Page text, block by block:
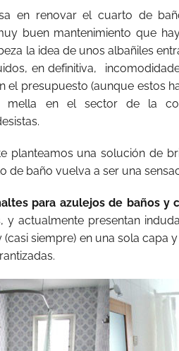
en renovar el cuarto de
buen mantenimiento que
la idea de unos albañiles
en definitiva,
el presupuesto (aunque estos
mella en el sector de la
planteamos una solución de
de baño vuelva a ser una
para azulejos de baños y
y actualmente presentan
siempre) en una sola capa